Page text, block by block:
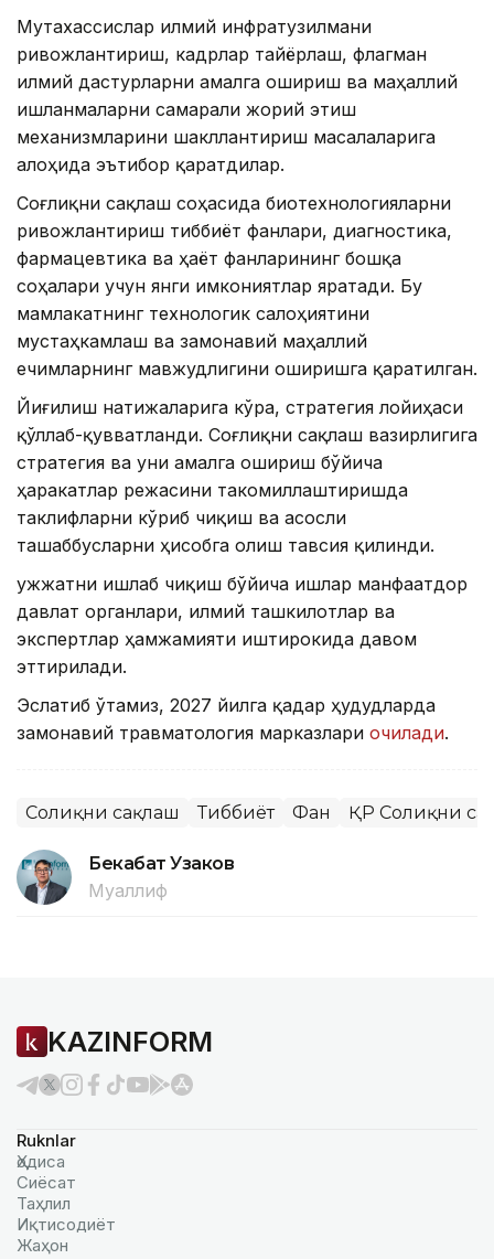
Мутахассислар илмий инфратузилмани
ривожлантириш, кадрлар тайёрлаш, флагман
илмий дастурларни амалга ошириш ва маҳаллий
ишланмаларни самарали жорий этиш
механизмларини шакллантириш масалаларига
алоҳида эътибор қаратдилар.
Соғлиқни сақлаш соҳасида биотехнологияларни
ривожлантириш тиббиёт фанлари, диагностика,
фармацевтика ва ҳаёт фанларининг бошқа
соҳалари учун янги имкониятлар яратади. Бу
мамлакатнинг технологик салоҳиятини
мустаҳкамлаш ва замонавий маҳаллий
ечимларнинг мавжудлигини оширишга қаратилган.
Йиғилиш натижаларига кўра, стратегия лойиҳаси
қўллаб-қувватланди. Соғлиқни сақлаш вазирлигига
стратегия ва уни амалга ошириш бўйича
ҳаракатлар режасини такомиллаштиришда
таклифларни кўриб чиқиш ва асосли
ташаббусларни ҳисобга олиш тавсия қилинди.
Ҳужжатни ишлаб чиқиш бўйича ишлар манфаатдор
давлат органлари, илмий ташкилотлар ва
экспертлар ҳамжамияти иштирокида давом
эттирилади.
Эслатиб ўтамиз, 2027 йилга қадар ҳудудларда
замонавий травматология марказлари очилади.
Соғлиқни сақлаш Тиббиёт Фан ҚР Соғлиқни
Бекабат Узаков
Муаллиф
KAZINFORM
Ruknlar
Ҳодиса
Сиёсат
Таҳлил
Иқтисодиёт
Жаҳон